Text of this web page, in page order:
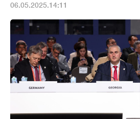
06.05.2025.14:11